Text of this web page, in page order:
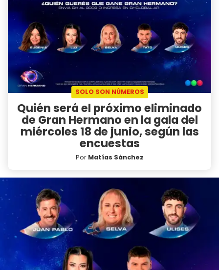
SOLO SON NÚMEROS
Quién será el próximo eliminado
de Gran Hermano en la gala del
miércoles 18 de junio, según las
encuestas
Por Matías Sánchez